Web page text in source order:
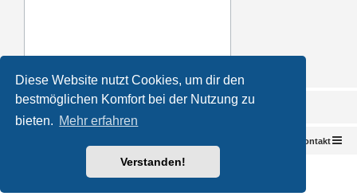
Diese Website nutzt Cookies, um dir den
bestmöglichen Komfort bei der Nutzung zu
bieten. Mehr erfahren
Verstanden!
Kontakt
Deutsche Übersetzung durchphpBB.de